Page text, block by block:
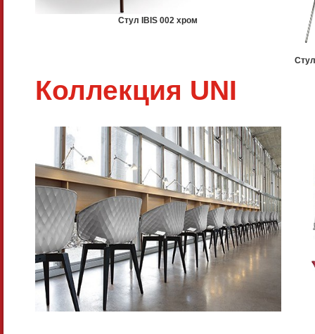
Стул IBIS 002 хром
Коллекция UNI